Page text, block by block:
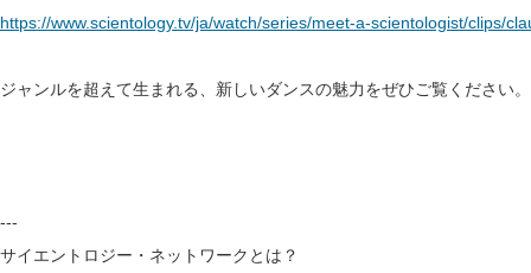
https://www.scientology.tv/ja/watch/series/meet-a-scientologist/clips/
ジャンルを超えて生まれる、新しいダンスの魅力をぜひご覧ください。
---
サイエントロジー・ネットワークとは？